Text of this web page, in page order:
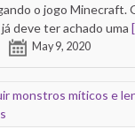
o jogo Minecraft.
deve ter achado uma
May 9, 2020